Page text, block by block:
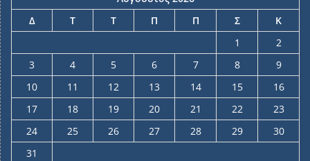
Δ
Τ Τ Π Π Σ
Κ
1
2
3
4 5 6 7 8
9
10
11 12 13 14 15
16
17
18 19 20 21 22
23
24
25 26 27 28 29
30
31